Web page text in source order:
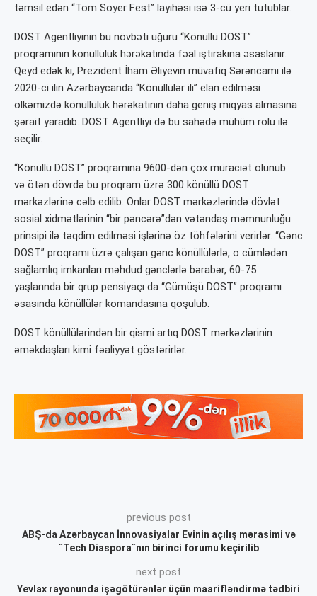
təmsil edən “Tom Soyer Fest” layihəsi isə 3-cü yeri tutublar.
DOST Agentliyinin bu növbəti uğuru “Könüllü DOST”
proqramının könüllülük hərəkatında fəal iştirakına əsaslanır.
Qeyd edək ki, Prezident İham Əliyevin müvafiq Sərəncamı ilə
2020-ci ilin Azərbaycanda “Könüllülər ili” elan edilməsi
ölkəmizdə könüllülük hərəkatının daha geniş miqyas almasına
şərait yaradıb. DOST Agentliyi də bu sahədə mühüm rolu ilə
seçilir.
“Könüllü DOST” proqramına 9600-dən çox müraciət olunub
və ötən dövrdə bu proqram üzrə 300 könüllü DOST
mərkəzlərinə cəlb edilib. Onlar DOST mərkəzlərində dövlət
sosial xidmətlərinin “bir pəncərə”dən vətəndaş məmnunluğu
prinsipi ilə təqdim edilməsi işlərinə öz töhfələrini verirlər. “Gənc
DOST” proqramı üzrə çalışan gənc könüllülərlə, o cümlədən
sağlamlıq imkanları məhdud gənclərlə bərabər, 60-75
yaşlarında bir qrup pensiyaçı da “Gümüşü DOST” proqramı
əsasında könüllülər komandasına qoşulub.
DOST könüllülərindən bir qismi artıq DOST mərkəzlərinin
əməkdaşları kimi fəaliyyət göstərirlər.
previous post
ABŞ-da Azərbaycan İnnovasiyalar Evinin açılış mərasimi və
˝Tech Diaspora˝nın birinci forumu keçirilib
next post
Yevlax rayonunda işəgötürənlər üçün maarifləndirmə tədbiri